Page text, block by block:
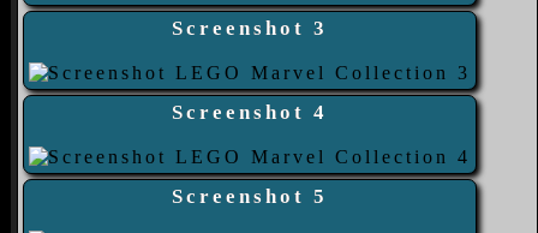
Screenshot 3
Screenshot 4
Screenshot 5